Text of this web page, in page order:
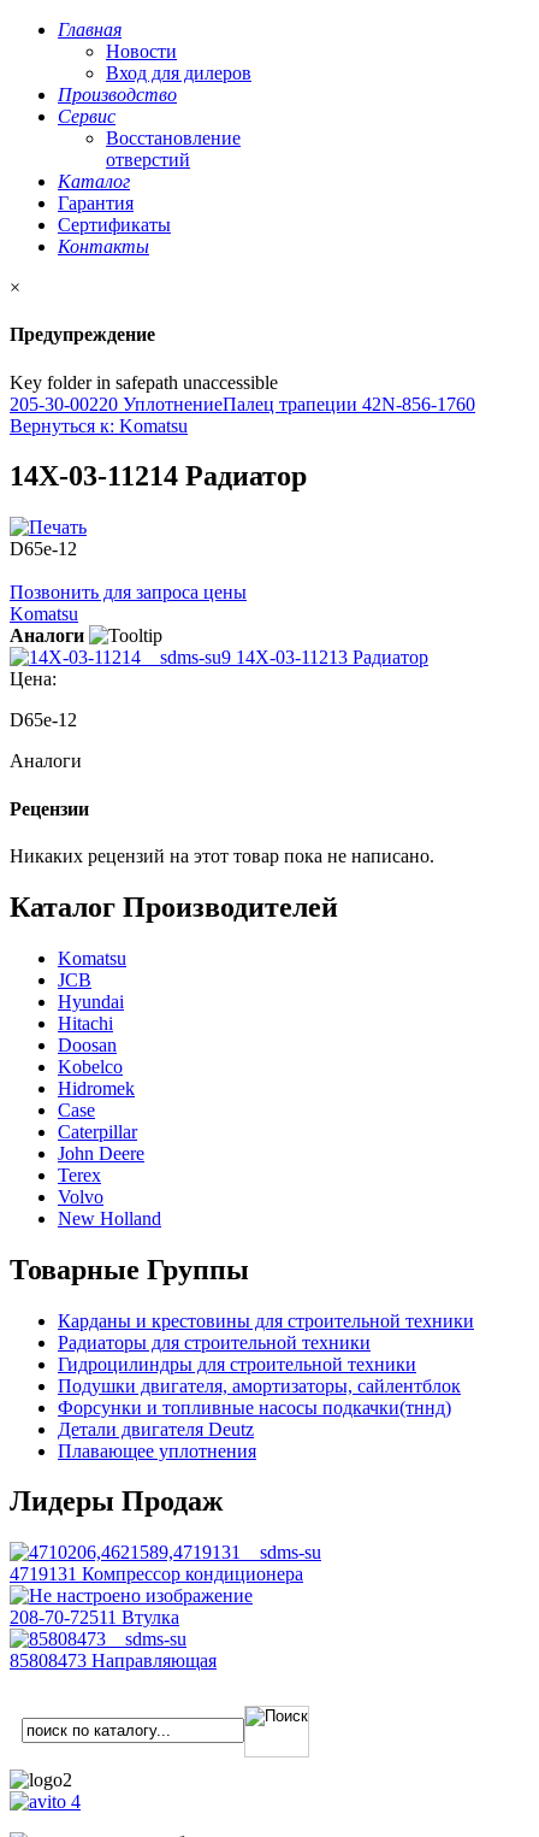
Главная
Новости
Вход для дилеров
Производство
Сервис
Восстановление
отверстий
Каталог
Гарантия
Сертификаты
Контакты
×
Предупреждение
Key folder in safepath unaccessible
205-30-00220 УплотнениеПалец трапеции 42N-856-1760
Вернуться к: Komatsu
14X-03-11214 Радиатор
D65e-12
Позвонить для запроса цены
Komatsu
Аналоги
14X-03-11213 Радиатор
Цена:
D65e-12
Аналоги
Рецензии
Никаких рецензий на этот товар пока не написано.
Каталог Производителей
Komatsu
JCB
Hyundai
Hitachi
Doosan
Kobelco
Hidromek
Case
Caterpillar
John Deere
Terex
Volvo
New Holland
Товарные Группы
Карданы и крестовины для строительной техники
Радиаторы для строительной техники
Гидроцилиндры для строительной техники
Подушки двигателя, амортизаторы, сайлентблок
Форсунки и топливные насосы подкачки(тннд)
Детали двигателя Deutz
Плавающее уплотнения
Лидеры Продаж
4719131 Компрессор кондиционера
208-70-72511 Втулка
85808473 Направляющая